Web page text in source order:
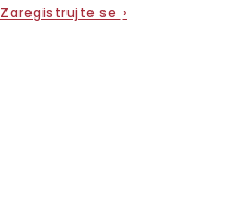
Zaregistrujte se ›